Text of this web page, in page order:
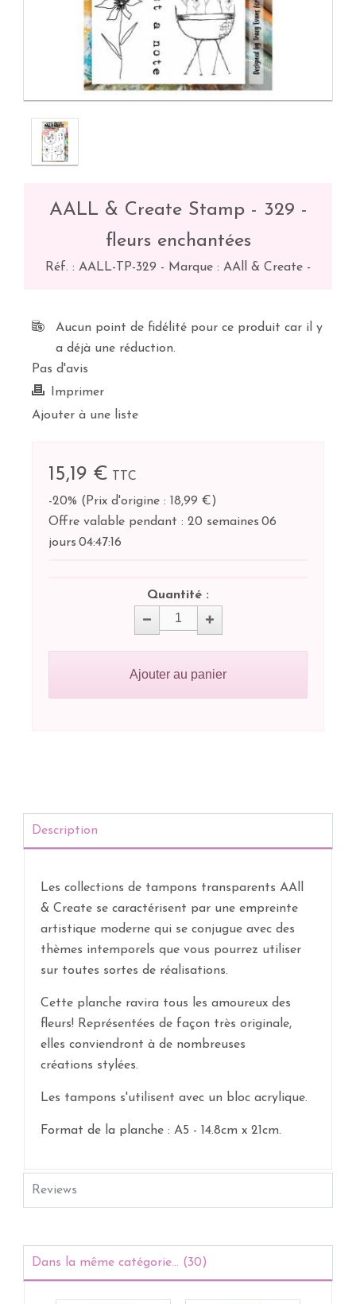
AALL & Create Stamp - 329 -
fleurs enchantées
Réf. : AALL-TP-329 - Marque : AAll & Create -
Aucun point de fidélité pour ce produit car il y
a déjà une réduction.
Pas d'avis
Imprimer
Ajouter à une liste
15,19 €
TTC
-20% ( Prix d'origine : 18,99 €)
Offre valable pendant : 20 semaines 06
jours 04:47:16
Quantité :
Ajouter au panier
Description
Les collections de tampons transparents AAll
& Create se caractérisent par une empreinte
artistique moderne qui se conjugue avec des
thèmes intemporels que vous pourrez utiliser
sur toutes sortes de réalisations.
Cette planche ravira tous les amoureux des
fleurs! Représentées de façon très originale,
elles conviendront à de nombreuses
créations stylées.
Les tampons s'utilisent avec un bloc acrylique.
Format de la planche : A5 - 14.8cm x 21cm.
Reviews
Dans la même catégorie... (30)